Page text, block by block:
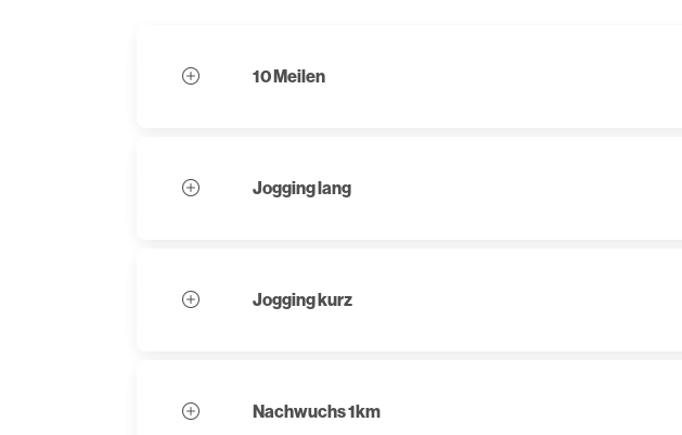
10 Meilen
Jogging lang
Jogging kurz
Nachwuchs 1km